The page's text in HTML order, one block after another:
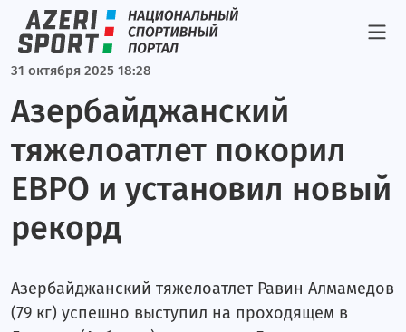
Альпинизм
Легкая атлетика
Теннис
Результаты
Париж-2024
Токио-2020
Блог Руслана Микайыллы
31 октября 2025 18:28
Азербайджанский
тяжелоатлет покорил
ЕВРО и установил новый
рекорд
Азербайджанский тяжелоатлет Равин Алмамедов
(79 кг) успешно выступил на проходящем в